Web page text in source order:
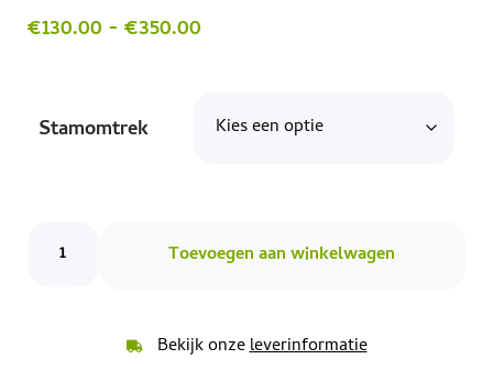
€130.00 - €350.00
Stamomtrek
Toevoegen aan winkelwagen
Bekijk onzeleverinformatie